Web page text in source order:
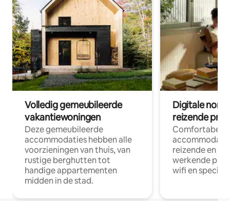
Volledig gemeubileerde
vakantiewoningen
Deze gemeubileerde
accommodaties hebben alle
voorzieningen van thuis, van
rustige berghutten tot
handige appartementen
midden in de stad.
Digitale
reizende
Comfortabele
reizende en
werkende
wifi en